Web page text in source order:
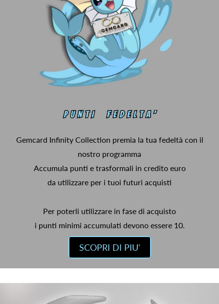
Gemcard Infinity Collection premia la tua fedeltà con il
nostro programma
Accumula punti e trasformali in credito euro
da utilizzare per i tuoi futuri acquisti
Per poterli utilizzare in fase di acquisto
i punti minimi accumulati devono essere 10.
SCOPRI DI PIU'